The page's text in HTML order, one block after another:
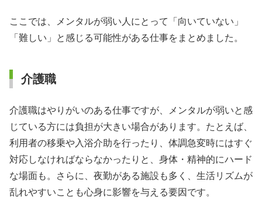
ここでは、メンタルが弱い人にとって「向いていない」
「難しい」と感じる可能性がある仕事をまとめました。
介護職
介護職はやりがいのある仕事ですが、メンタルが弱いと感
じている方には負担が大きい場合があります。たとえば、
利用者の移乗や入浴介助を行ったり、体調急変時にはすぐ
対応しなければならなかったりと、身体・精神的にハード
な場面も。さらに、夜勤がある施設も多く、生活リズムが
乱れやすいことも心身に影響を与える要因です。